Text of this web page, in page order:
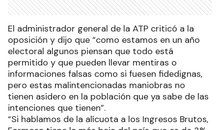
El administrador general de la ATP criticó a la
oposición y dijo que “como estamos en un año
electoral algunos piensan que todo está
permitido y que pueden llevar mentiras o
informaciones falsas como si fuesen fidedignas,
pero estas malintencionadas maniobras no
tienen asidero en la población que ya sabe de las
intenciones que tienen”.
“Si hablamos de la alícuota a los Ingresos Brutos,